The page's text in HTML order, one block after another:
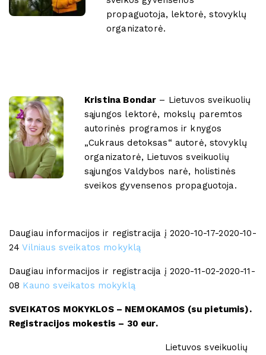
propaguotoja, lektorė, stovyklų
organizatorė.
Kristina Bondar – Lietuvos sveikuolių
sąjungos lektorė, mokslų paremtos
autorinės programos ir knygos
„Cukraus detoksas“ autorė, stovyklų
organizatorė, Lietuvos sveikuolių
sąjungos Valdybos narė, holistinės
sveikos gyvensenos propaguotoja.
Daugiau informacijos ir registracija į 2020-10-17-2020-10-
24Vilniaus sveikatos mokyklą
Daugiau informacijos ir registracija į 2020-11-02-2020-11-
08 Kauno sveikatos mokyklą
SVEIKATOS MOKYKLOS – NEMOKAMOS (su pietumis).
Registracijos mokestis – 30 eur.
Lietuvos sveikuolių